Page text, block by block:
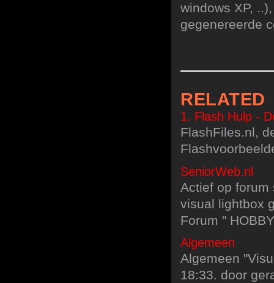
windows XP,
gegenereerde
RELATED
1. Flash Hulp -
FlashFiles.nl,
SeniorWeb.nl
Actief op
visual lightbox
Forum "
Algemeen
Algemeen
18:33. door